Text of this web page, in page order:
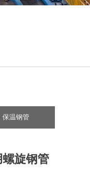
旋钢管
保温钢管